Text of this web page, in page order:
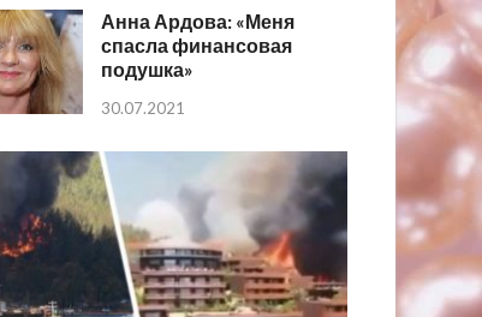
Анна Ардова: «Меня
спасла финансовая
подушка»
30.07.2021